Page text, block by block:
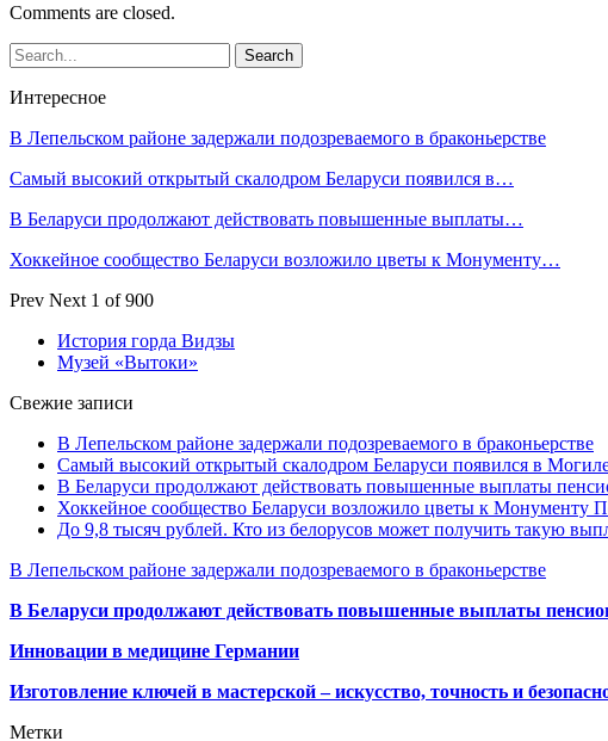
Comments are closed.
Интересное
В Лепельском районе задержали подозреваемого в браконьерстве
Самый высокий открытый скалодром Беларуси появился в…
В Беларуси продолжают действовать повышенные выплаты…
Хоккейное сообщество Беларуси возложило цветы к Монументу…
Prev Next 1 of 900
История горда Видзы
Музей «Вытоки»
Свежие записи
В Лепельском районе задержали подозреваемого в браконьерстве
Самый высокий открытый скалодром Беларуси появился в
В Беларуси продолжают действовать повышенные выплаты
Хоккейное сообщество Беларуси возложило цветы к Монументу
До 9,8 тысяч рублей. Кто из белорусов может получить такую
В Лепельском районе задержали подозреваемого в браконьерстве
В Беларуси продолжают действовать повышенные выплаты
Инновации в медицине Германии
Изготовление ключей в мастерской – искусство, точность и
Метки